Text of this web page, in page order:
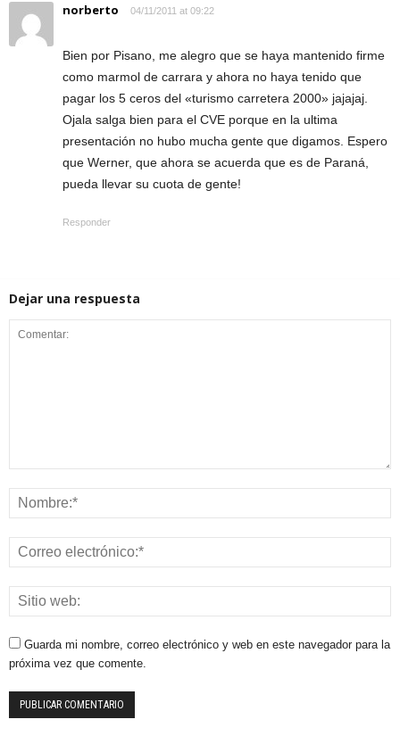
norberto 04/11/2011 at 09:22
Bien por Pisano, me alegro que se haya mantenido firme
como marmol de carrara y ahora no haya tenido que
pagar los 5 ceros del «turismo carretera 2000» jajajaj.
Ojala salga bien para el CVE porque en la ultima
presentación no hubo mucha gente que digamos. Espero
que Werner, que ahora se acuerda que es de Paraná,
pueda llevar su cuota de gente!
Responder
Dejar una respuesta
Guarda mi nombre, correo electrónico y web en este navegador para la
próxima vez que comente.